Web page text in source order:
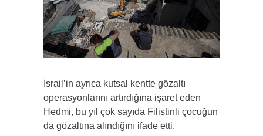
İsrail’in ayrıca kutsal kentte gözaltı
operasyonlarını artırdığına işaret eden
Hedmi, bu yıl çok sayıda Filistinli çocuğun
da gözaltına alındığını ifade etti.